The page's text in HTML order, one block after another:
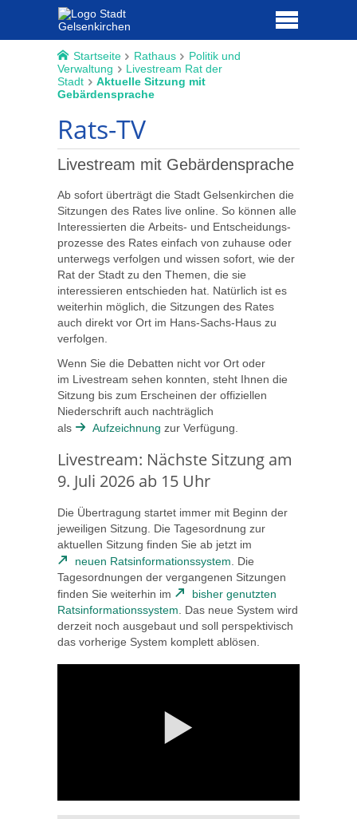
Startseite Rathaus
Politik und
Verwaltung
Livestream Rat der
Stadt
Aktuelle Sitzung mit
Gebärdensprache
Rats-TV
Livestream mit Gebärdensprache
Ab sofort überträgt die Stadt Gelsenkirchen die
Sitzungen des Rates live online. So können alle
Interessierten die Arbeits- und Entscheidungs­
prozesse des Rates einfach von zuhause oder
unterwegs verfolgen und wissen sofort, wie der
Rat der Stadt zu den Themen, die sie
interessieren entschieden hat. Natürlich ist es
weiterhin möglich, die Sitzungen des Rates
auch direkt vor Ort im Hans-Sachs-Haus zu
verfolgen.
Wenn Sie die Debatten nicht vor Ort oder
im Livestream sehen konnten, steht Ihnen die
Sitzung bis zum Erscheinen der offiziellen
Niederschrift auch nachträglich
als
Aufzeichnung zur Verfügung.
Livestream: Nächste Sitzung am
9. Juli 2026 ab 15 Uhr
Die Übertragung startet immer mit Beginn der
jeweiligen Sitzung. Die Tagesordnung zur
aktuellen Sitzung finden Sie ab jetzt im
neuen Ratsinformationssystem. Die
Tagesordnungen der vergangenen Sitzungen
finden Sie weiterhin im
bisher genutzten
Ratsinformationssystem. Das neue System wird
derzeit noch ausgebaut und soll perspektivisch
das vorherige System komplett ablösen.